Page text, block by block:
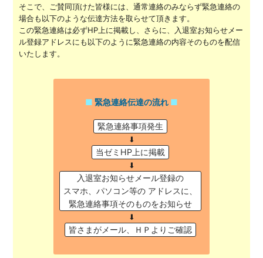
そこで、ご賛同頂けた皆様には、通常連絡のみならず緊急連絡の
場合も以下のような伝達方法を取らせて頂きます。
この緊急連絡は必ずHP上に掲載し、さらに、入退室お知らせメー
ル登録アドレスにも以下のように緊急連絡の内容そのものを配信
いたします。
緊急連絡伝達の流れ
緊急連絡事項発生
⬇︎
当ゼミHP上に掲載
⬇︎
入退室お知らせメール登録の
スマホ、パソコン等の アドレスに、
緊急連絡事項そのものをお知らせ
⬇︎
皆さまがメール、ＨＰよりご確認